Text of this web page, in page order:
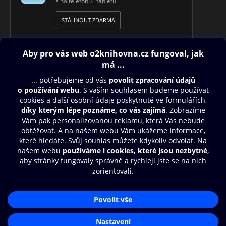
STÁHNOUT ZDARMA
Obsah ke stažení
Moje O2 Knihovna
Další zábava
© O2 Czech Republic a.s.
Přístupnost
Zásady zpracování osobních údajůAplikace O2 Knihovna
Čti a poslouchej své e-knihy a